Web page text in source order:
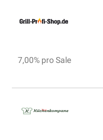
7,00% pro Sale